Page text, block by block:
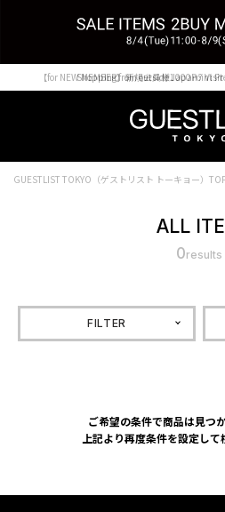
Shopping from outside Japan?
【for NEW MEMBER】新規会員様
GUESTLIST TOKYO（ゲストリスト トーキョー）
ALL
0results
FILTER
ご希望の条件で商品は見つ
上記より再度条件を設定して